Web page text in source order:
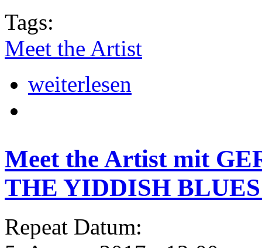
Tags:
Meet the Artist
weiterlesen
Meet the Artist mit
THE YIDDISH
Repeat Datum: